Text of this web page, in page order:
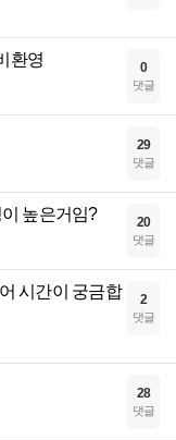
환영 0
댓글
29
댓글
높은거임? 20
댓글
시간이 궁금합
2
댓글
28
댓글